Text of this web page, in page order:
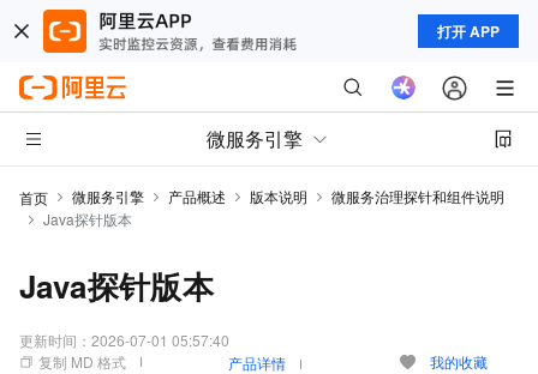
打开 APP
微服务引擎
首页 微服务引擎 产品概述 版本说明
微服务治理探针和组件说明
Java探针版本
Java探针版本
更新时间： 2026-07-01 05:57:40
复制 MD 格式
产品详情 我的收藏